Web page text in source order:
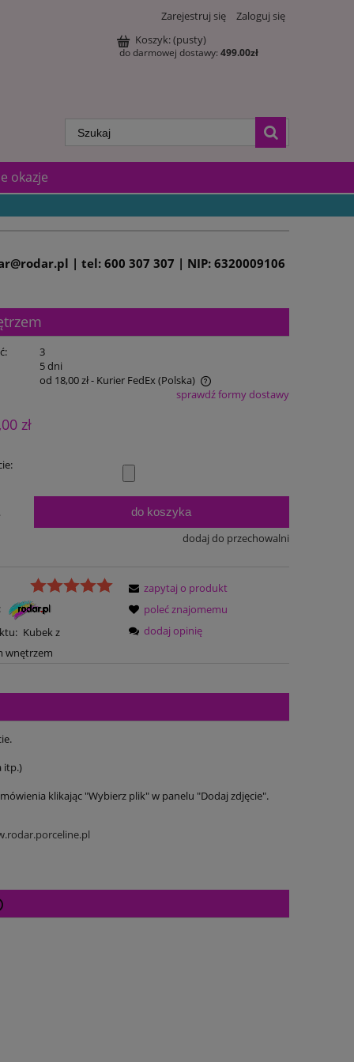
Zarejestruj się
Zaloguj się
Koszyk:(pusty)
do darmowej dostawy: 499.00zł
okazje
| tel: 600 307 307 | NIP: 6320009106
3
5 dni
od 18,00 zł- Kurier FedEx (Polska)
sprawdź formy dostawy
zł
do koszyka
dodaj do przechowalni
Kubek z
wnętrzem
zapytaj o produkt
poleć znajomemu
dodaj opinię
itp.)
klikając "Wybierz plik" w panelu "Dodaj zdjęcie".